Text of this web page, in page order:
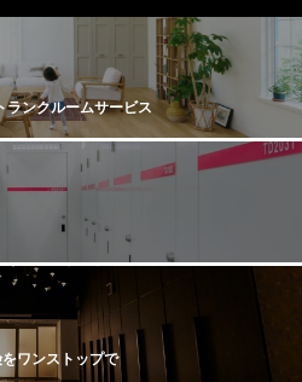
発酵を行わず、シャンパーニュ地方独自
従って造られる。セラーで最低9年間熟成さ
独特の複雑なアロマを実現する。私たちの
、偉大なアロマの強さを持つシャンパンを
特徴であるフレッシュさを失うことな
えることを可能にする。 ヴィンテージ
ン・クリュとプルミエ・クリュのピノ・ノ
ドネのみを精密にブレンドした結果生ま
ーニュを代表するこの2品種のブレンド
ワールの果実味、骨格、力強さと、シャル
トさとミネラル感の完璧なバランスを実
忠
ンテージ2013は、このワインが生まれた
響を完璧に表現した、彫りの深い、キビ
を提供している。」エルヴェ・ダンタ
グ・ノート■ シルバー
クリスタルのようなゴールド。果樹園のフ
ランクルームサービス
ワンストップで